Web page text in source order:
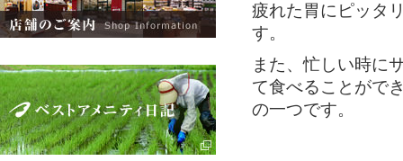
疲れた胃にピッタ
す。
また、忙しい時に
て食べることがで
の一つです。